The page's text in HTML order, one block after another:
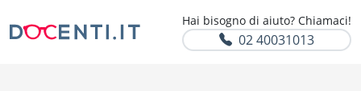
Hai bisogno di aiuto? Chiamaci!
02 40031013